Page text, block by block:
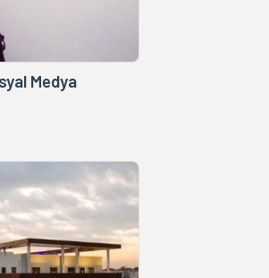
Medya